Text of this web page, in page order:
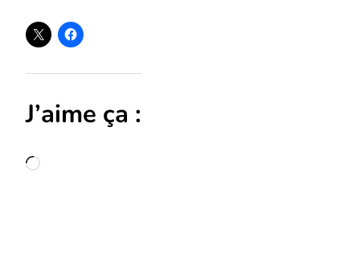
J’aime ça :
Chargement…